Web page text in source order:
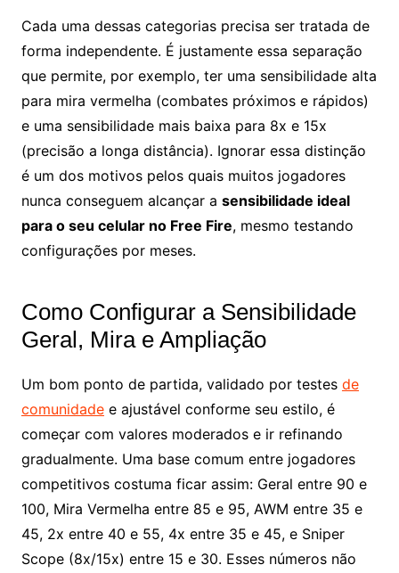
Cada uma dessas categorias precisa ser tratada de
forma independente. É justamente essa separação
que permite, por exemplo, ter uma sensibilidade alta
para mira vermelha (combates próximos e rápidos)
e uma sensibilidade mais baixa para 8x e 15x
(precisão a longa distância). Ignorar essa distinção
é um dos motivos pelos quais muitos jogadores
nunca conseguem alcançar a sensibilidade ideal
para o seu celular no Free Fire, mesmo testando
configurações por meses.
Como Configurar a Sensibilidade
Geral, Mira e Ampliação
Um bom ponto de partida, validado por testes de
comunidadee ajustável conforme seu estilo, é
começar com valores moderados e ir refinando
gradualmente. Uma base comum entre jogadores
competitivos costuma ficar assim: Geral entre 90 e
100, Mira Vermelha entre 85 e 95, AWM entre 35 e
45, 2x entre 40 e 55, 4x entre 35 e 45, e Sniper
Scope (8x/15x) entre 15 e 30. Esses números não